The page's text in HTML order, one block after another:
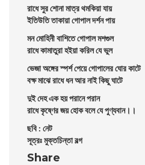
রাধে সুর শোনা মাত্র থমকিয়া যায়
ইতিউতি তাকায়া গোপাল দর্শন পায়
মন মোহিনী বাশিতে গোপাল মশগুল
রাধে কামাতুরা হইয়া করিল যে ভুল
ভেজা অঙ্গের স্পর্শ পেয়ে গোপালের ঘোর কাটে
বক্ষ মাঝে রাধে ধন আর নাই কিছু ঘাটে
দুই দেহ এক হয় পরানে পরান
রাধে কৃষ্ণের জয় হোক বলে যে পুণ্যবান।।
ছবি : নেট
সূত্রঃ মুক্তচিন্তা বল্গ
Share